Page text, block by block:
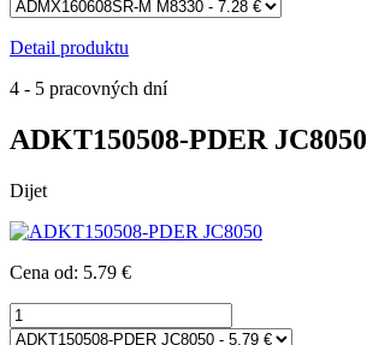
Detail produktu
4 - 5 pracovných dní
ADKT150508-PDER JC8050
Dijet
Cena od: 5.79 €